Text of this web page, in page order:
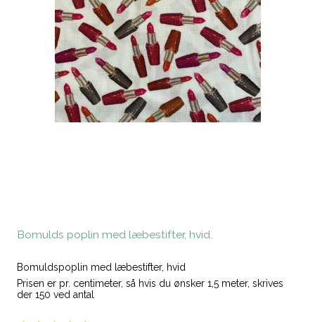
Bomulds poplin med læbestifter, hvid.
Bomuldspoplin med læbestifter, hvid
Prisen er pr. centimeter, så hvis du ønsker 1,5 meter, skrives
der 150 ved antal